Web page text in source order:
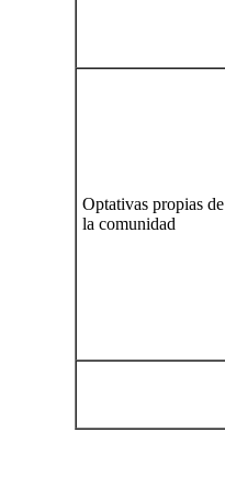
Optativas propias de
la comunidad